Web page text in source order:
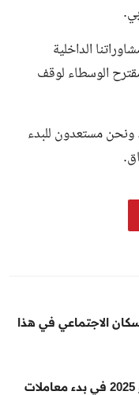
الداخلية
الوسطاء لوقف
ونحن مستعدون للبدء
الاجتماعي في هذا
سعر جرام الذهب اليوم السبت 5 يوليو 2025 في بدء معاملات